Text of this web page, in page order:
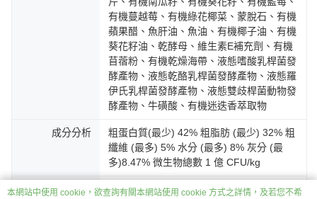
有機蔓越莓、有機綠花椰菜、蒙脫石、有機
蘋果醋、魚肝油、魚油、有機椰子油、有機
葵花籽油、乾酵母、維生素E補充劑、有機
苜蓿粉、有機乾燥海帶、液態嗜酸乳桿菌發
酵產物、液態乾酪乳桿菌發酵產物、液態羅
伊氏乳桿菌發酵產物、液態雙歧桿菌動物發
酵產物、牛磺酸、有機迷迭香萃取物
成分分析
粗蛋白質(最少) 42% 粗脂肪 (最少) 32% 粗
纖維 (最多) 5% 水分 (最多) 8% 灰分 (最
多)8.47% 微生物總數 1 億 CFU/kg
熱量 46kcal/塊 4857kcal/kg
本網站中使用 cookie，欲查詢有關本網站使用 cookie 方式之詳情，及若您不希